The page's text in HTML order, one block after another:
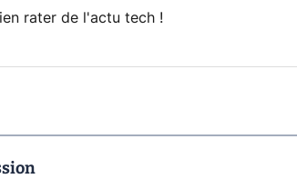
rater de l'actu tech !